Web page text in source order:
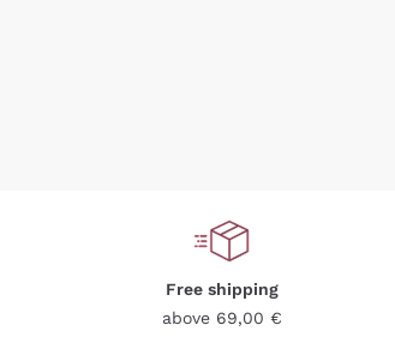
Free shipping
above 69,00 €